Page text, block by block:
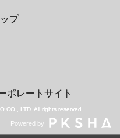
プ
CO., LTD. All rights reserved.
Powered by